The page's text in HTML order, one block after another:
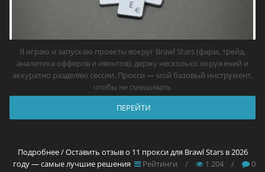
Я играю и запускаю проекты вокруг Brawl Stars (фарм, трейд,
аналитика офферов и ивентов), держу несколько окружений и
аккуратно разделяю сессии. Прокси — мой базовый инструмент,
чтобы не смешивать
ПЕРЕЙТИ
Подробнее / Оставить отзыв о 11 прокси для Brawl Stars в 2026
году — самые лучшие решения
Рейтинги / 1 204 / 0